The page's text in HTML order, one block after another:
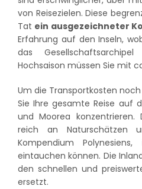
von Reisezielen. Diese
Tat ein ausgezeichneter
Erfahrung auf den Inseln,
das
Hochsaison müssen Sie mit
Um die Transportkosten
Sie Ihre gesamte Reise auf
und Moorea konzentrieren.
reich an Naturschätzen
Kompendium
eintauchen können. Die
den schnellen und
ersetzt.